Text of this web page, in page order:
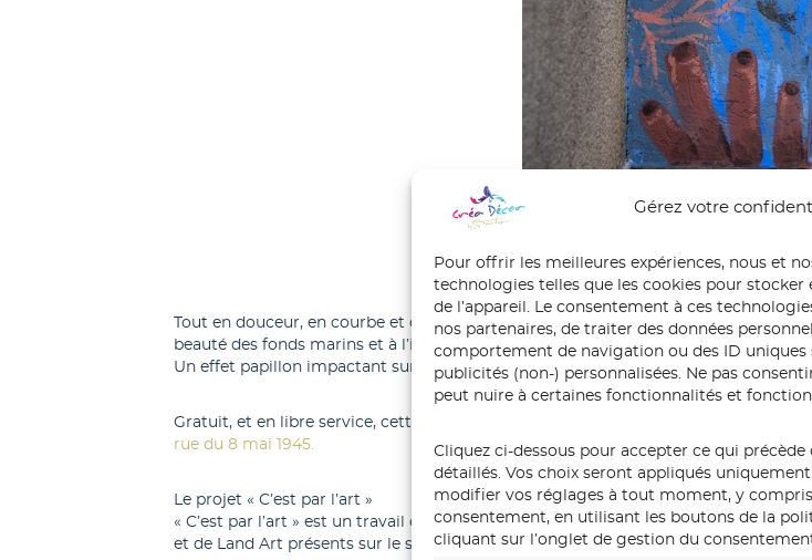
Gérez votre
Pour offrir les meilleures expériences, nous et
technologies telles que les cookies pour
de l’appareil. Le consentement à ces
nos partenaires, de traiter des données
comportement de navigation ou des ID uniques
publicités (non-) personnalisées. Ne pas
peut nuire à certaines fonctionnalités et
Cliquez ci-dessous pour accepter ce qui précède
détaillés. Vos choix seront appliqués
modifier vos réglages à tout moment, y
consentement, en utilisant les boutons de la
cliquant sur l’onglet de gestion du consentement
Tout en douceur, en courbe et coloré, « Poésie marine » et sa sirène, vous
beauté des fonds marins et à l’impact de vos gestes anodins, voire quotidiens, sur
Un effet papillon impactant sur la beauté du monde et ce à des milliers de
Gratuit, et en libre service, cette fresque est visible sur la mairie de Vannes
rue du 8 mai 1945.
Le projet « C’est par l’art »
« C’est par l’art » est un travail collaboratif associant la Jeune Chambre
et de Land Art présents sur le secteur du Morbihan.